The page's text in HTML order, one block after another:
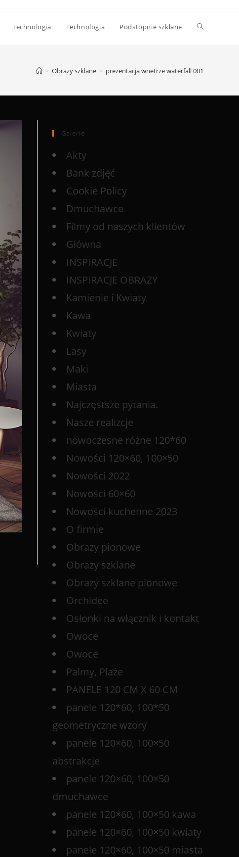
Technologia Technologia Podstopnie szklane
> Obrazy szklane > prezentacja wnetrze waterfall 001
Galerie
Akty
Bank zdjęć
Cookie Policy
Dmuchawce
Filmy od naszych klientów
Główna
INSPIRACJE
INSPIRACJE OBRAZY
Kamienie i Kwiaty
Kawa
Kwiaty
Lasy
Maki
Miasta
Najczęstsze pytania.
Nasze realizcje
nowoczesne różne 120*60
Nowości 120×60, 100×50
Nowości 2022
Nowości 60×60
Nowości kuchenne 2023
O firmie
Obrazy pionowe
Obrazy szklane
Obrazy szklane pionowe
Orchidee
Osłonki na włącznik i kontakt
Owoce
Owoce
Palmy, Plaże
PANELE 120 CM X 60 CM
panele 120*60, 100*50
geometryczne wzory
panele 120×60, 100×50
abstrakcje
panele 120×60, 100×50
dmuchawce
panele 120×60, 100×50 kawa
panele 120×60, 100×50 kwiaty
panele 120×60, 100×50 miasta